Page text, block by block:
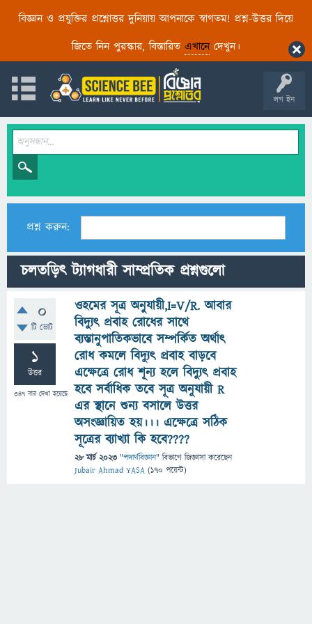
বিজ্ঞান ও প্রযুক্তির প্রশ্নোত্তর দুনিয়ায় আপনাকে স্বাগতম! প্রশ্ন-উত্তর দিয়ে
জিতে নিন পুরস্কার, বিস্তারিত এখানেদেখুন।
লগ ইন
প্রশ্ন করুন:
চলতড়িৎ ট্যাগধারী সাম্প্রতিক প্রশ্নগুলো
0
টি ভোট
1
উত্তর
347 বার দেখা হয়েছে
ওহমের সূত্র অনুযায়ী,I=V/R. আবার
বিদ্যুৎ প্রবাহ রোধের সাথে
ব্যস্তানুপাতিকভাবে সম্পর্কিত অর্থাৎ
রোধ কমলে বিদ্যুৎ প্রবাহ বাড়বে
এক্ষেত্রে রোধ শূন্য হলে বিদ্যুৎ প্রবাহ
হবে সর্বাধিক তবে সূত্র অনুযায়ী R
এর স্থানে শুন্য বসালে উত্তর
অসংজ্ঞায়িত হয়।।। এক্ষেত্রে সঠিক
সূত্রের ব্যাখ্যা কি হবে????
28 মার্চ 2023 "পদার্থবিজ্ঞান" বিভাগে জিজ্ঞাসাকরেছেন
Jubair Ahmad YASA (170 পয়েন্ট)